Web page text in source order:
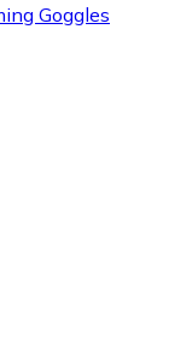
Goggles